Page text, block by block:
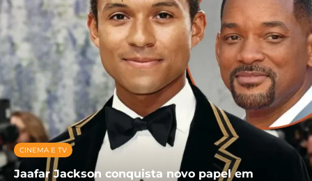
CINEMA E TV
Jaafar Jackson conquista novo papel em